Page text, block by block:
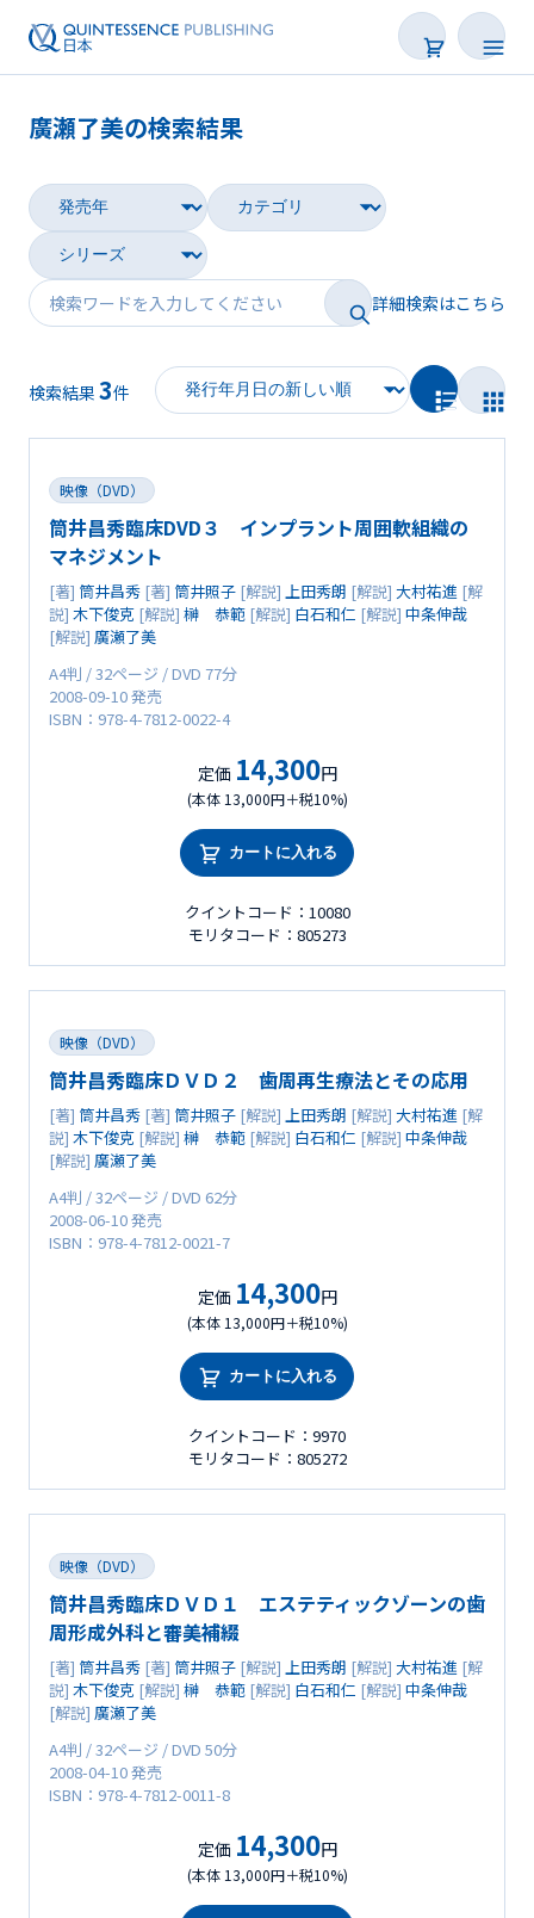
雑誌
映像
電子BOOK
著者一覧
廣瀬了美の検索結果
詳細検索はこちら
検索結果 3件
映像（DVD）
筒井昌秀臨床DVD３ インプラント周囲軟組織の
マネジメント
[著] 筒井昌秀 [著] 筒井照子 [解説] 上田秀朗 [解説] 大村祐進 [解
説] 木下俊克 [解説] 榊 恭範 [解説] 白石和仁 [解説] 中条伸哉
[解説] 廣瀬了美
A4判 / 32ページ / DVD 77分
2008-09-10 発売
ISBN：978-4-7812-0022-4
定価 14,300円
(本体 13,000円＋税10%)
カートに入れる
クイントコード：10080
モリタコード：805273
映像（DVD）
筒井昌秀臨床ＤＶＤ２ 歯周再生療法とその応用
[著] 筒井昌秀 [著] 筒井照子 [解説] 上田秀朗 [解説] 大村祐進 [解
説] 木下俊克 [解説] 榊 恭範 [解説] 白石和仁 [解説] 中条伸哉
[解説] 廣瀬了美
A4判 / 32ページ / DVD 62分
2008-06-10 発売
ISBN：978-4-7812-0021-7
定価 14,300円
(本体 13,000円＋税10%)
カートに入れる
クイントコード：9970
モリタコード：805272
映像（DVD）
筒井昌秀臨床ＤＶＤ１ エステティックゾーンの歯
周形成外科と審美補綴
[著] 筒井昌秀 [著] 筒井照子 [解説] 上田秀朗 [解説] 大村祐進 [解
説] 木下俊克 [解説] 榊 恭範 [解説] 白石和仁 [解説] 中条伸哉
[解説] 廣瀬了美
A4判 / 32ページ / DVD 50分
2008-04-10 発売
ISBN：978-4-7812-0011-8
定価 14,300円
(本体 13,000円＋税10%)